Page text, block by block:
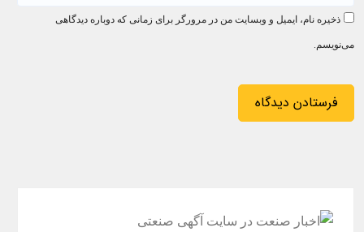
ذخیره نام، ایمیل و وبسایت من در مرورگر برای زمانی که دوباره دیدگاهی
می‌نویسم.